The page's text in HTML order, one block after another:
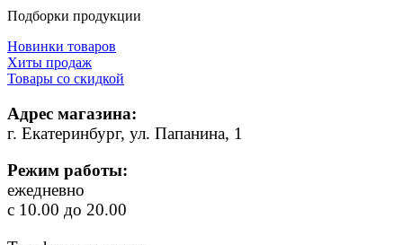
Подборки продукции
Новинки товаров
Хиты продаж
Товары со скидкой
Адрес магазина:
г. Екатеринбург, ул. Папанина, 1
Режим работы:
ежедневно
с 10.00 до 20.00